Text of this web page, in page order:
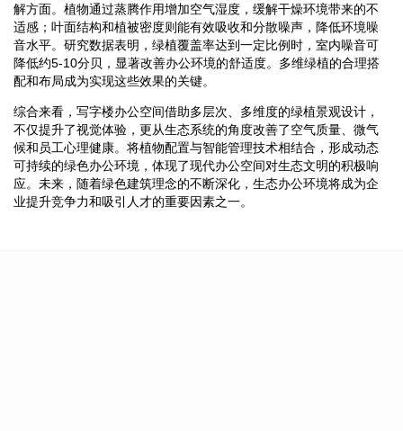
解方面。植物通过蒸腾作用增加空气湿度，缓解干燥环境带来的不
适感；叶面结构和植被密度则能有效吸收和分散噪声，降低环境噪
音水平。研究数据表明，绿植覆盖率达到一定比例时，室内噪音可
降低约5-10分贝，显著改善办公环境的舒适度。多维绿植的合理搭
配和布局成为实现这些效果的关键。
综合来看，写字楼办公空间借助多层次、多维度的绿植景观设计，
不仅提升了视觉体验，更从生态系统的角度改善了空气质量、微气
候和员工心理健康。将植物配置与智能管理技术相结合，形成动态
可持续的绿色办公环境，体现了现代办公空间对生态文明的积极响
应。未来，随着绿色建筑理念的不断深化，生态办公环境将成为企
业提升竞争力和吸引人才的重要因素之一。